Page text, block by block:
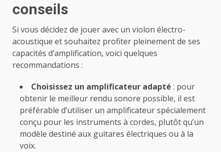
conseils
Si vous décidez de jouer avec un violon électro-
acoustique et souhaitez profiter pleinement de ses
capacités d’amplification, voici quelques
recommandations :
Choisissez un amplificateur adapté : pour
obtenir le meilleur rendu sonore possible, il est
préférable d’utiliser un amplificateur spécialement
conçu pour les instruments à cordes, plutôt qu’un
modèle destiné aux guitares électriques ou à la
voix.